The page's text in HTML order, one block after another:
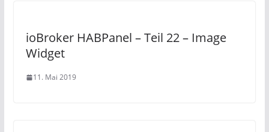
ioBroker HABPanel – Teil 22 – Image
Widget
11. Mai 2019